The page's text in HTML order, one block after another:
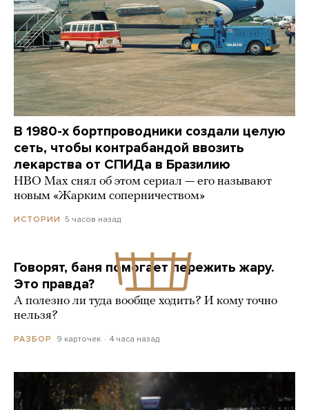
В 1980-х бортпроводники создали целую
сеть, чтобы контрабандой ввозить
лекарства от СПИДа в Бразилию
HBO Max снял об этом сериал — его называют
новым «Жарким соперничеством»
ИСТОРИИ 5 часов назад
Говорят, баня помогает пережить жару.
Это правда?
А полезно ли туда вообще ходить? И кому точно
нельзя?
РАЗБОР 9 карточек 4 часа назад